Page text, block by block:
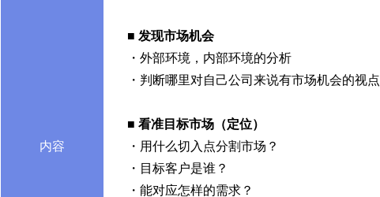
内容
■ 发现市场机会
・外部环境，内部环境的分析
・判断哪里对自己公司来说有市场机会的视点
■ 看准目标市场（定位）
・用什么切入点分割市场？
・目标客户是谁？
・能对应怎样的需求？